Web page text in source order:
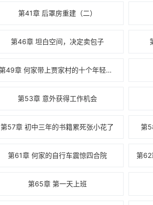
第41章 后罩房重建（二）
第46章 坦白空间，决定卖包子
第49章 何家带上贾家村的十个年轻人卖包子
第53章 意外获得工作机会
第57章 初中三年的书籍累死张小花了 第
第61章 何家的自行车震惊四合院
第65章 第一天上班